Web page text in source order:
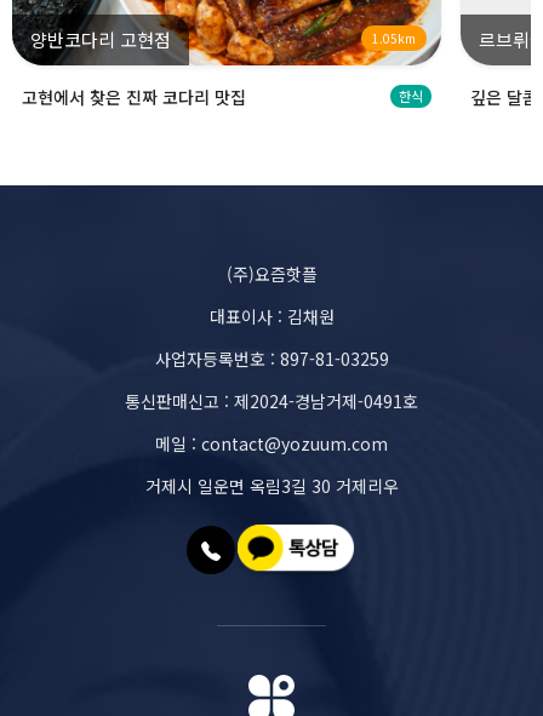
양반코다리 고현점 1.05km
고현에서 찾은 진짜 코다리 맛집 한식
르브뤼
깊은 달
(주)요즘핫플
대표이사 : 김채원
사업자등록번호 : 897-81-03259
통신판매신고 : 제2024-경남거제-0491호
메일 : contact@yozuum.com
거제시 일운면 옥림3길 30 거제리우